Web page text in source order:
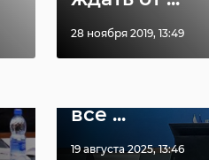
28 ноября 2019, 13:49
Александр
Дрозденко:
все ...
19 августа 2025, 13:46